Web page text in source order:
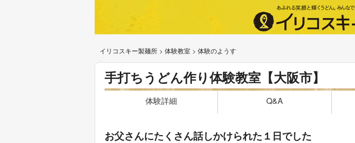
イリコスキー製麺所 > 体験教室 > 体験のようす
手打ちうどん作り体験教室【大阪市】
体験詳細 Q&A
お父さんにたくさん話しかけられた１日でした